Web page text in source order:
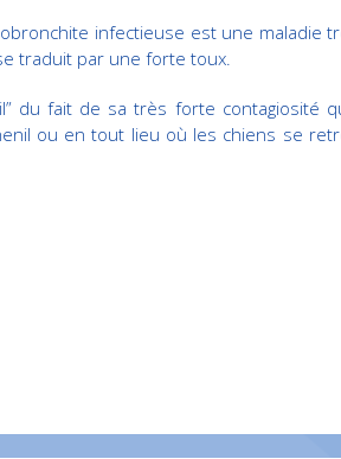
infectieuse est une maladie
traduit par une forte toux.
du fait de sa très forte contagiosité
ou en tout lieu où les chiens se